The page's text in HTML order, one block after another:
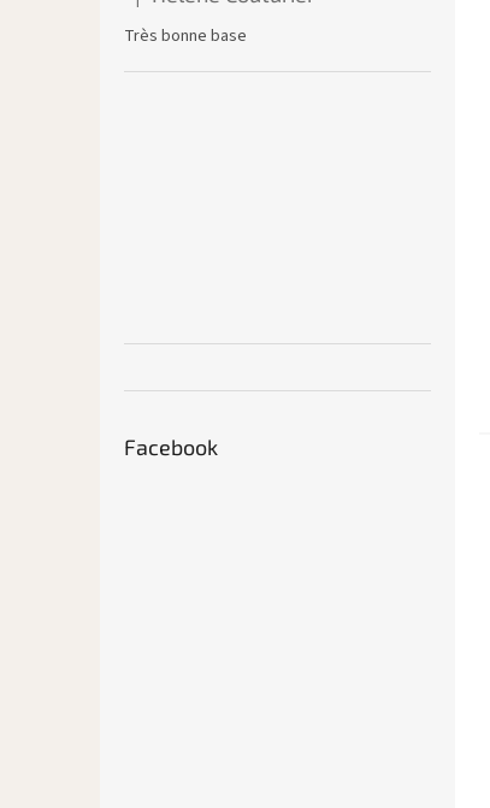
L'évaluation du produit est de 5 sur 5 étoiles.
Très bonne base
Facebook